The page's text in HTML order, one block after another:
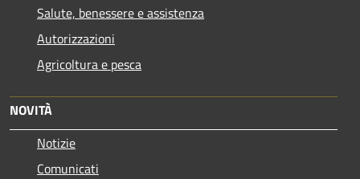
Salute, benessere e assistenza
Autorizzazioni
Agricoltura e pesca
NOVITÀ
Notizie
Comunicati